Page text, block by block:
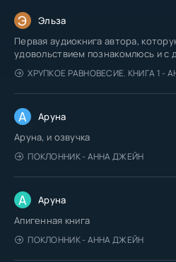
Э Эльза
Первая аудиокнига автора,
удовольствием познакомлюсь и с
ХРУПКОЕ РАВНОВЕСИЕ. КНИГА 1 -
А Аруна
Аруна, и озвучка
ПОКЛОННИК - АННА ДЖЕЙН
А Аруна
Апигенная книга
ПОКЛОННИК - АННА ДЖЕЙН